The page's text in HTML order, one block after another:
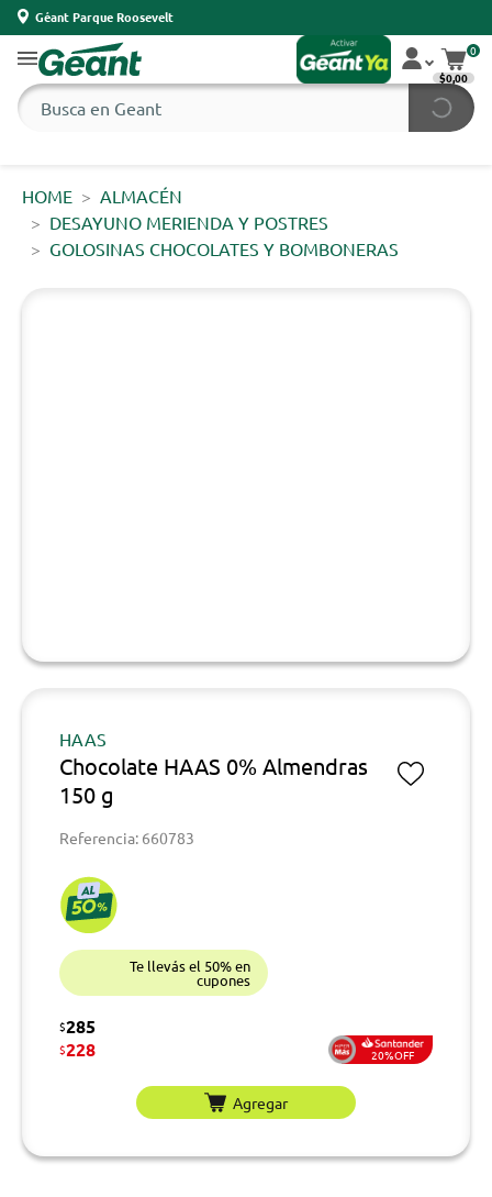
Géant Parque Roosevelt
0
$0,00
HOME
ALMACÉN
DESAYUNO MERIENDA Y POSTRES
GOLOSINAS CHOCOLATES Y BOMBONERAS
HAAS
Chocolate HAAS 0% Almendras
150 g
Referencia: 660783
Te llevás el 50% en
cupones
$285
$228 20%OFF
Agregar